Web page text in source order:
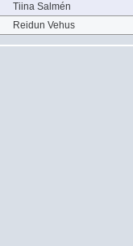
Tiina Salmén
Reidun Vehus